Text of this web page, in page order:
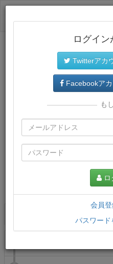
ログイン
Twitterアカ
Facebookアカ
も
ロ
会員
パスワード